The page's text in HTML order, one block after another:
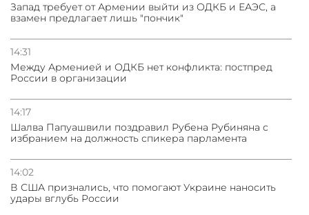
Запад требует от Армении выйти из ОДКБ и ЕАЭС, а
взамен предлагает лишь "пончик"
14:31
Между Арменией и ОДКБ нет конфликта: постпред
России в организации
14:17
Шалва Папуашвили поздравил Рубена Рубиняна с
избранием на должность спикера парламента
14:02
В США признались, что помогают Украине наносить
удары вглубь России